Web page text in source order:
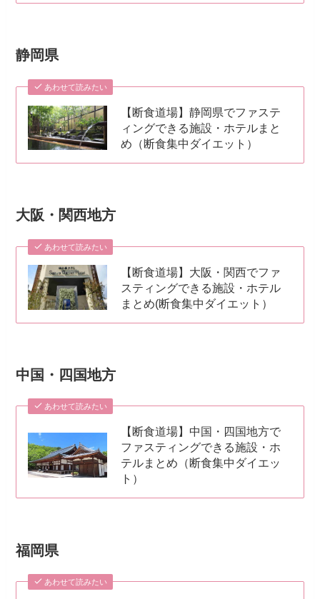
静岡県
あわせて読みたい
【断食道場】静岡県でファステ
ィングできる施設・ホテルまと
め（断食集中ダイエット）
大阪・関西地方
あわせて読みたい
【断食道場】大阪・関西でファ
スティングできる施設・ホテル
まとめ(断食集中ダイエット）
中国・四国地方
あわせて読みたい
【断食道場】中国・四国地方で
ファスティングできる施設・ホ
テルまとめ（断食集中ダイエッ
ト）
福岡県
あわせて読みたい